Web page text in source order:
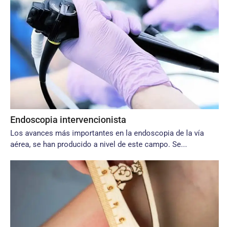
Endoscopia intervencionista
Los avances más importantes en la endoscopia de la vía
aérea, se han producido a nivel de este campo. Se...